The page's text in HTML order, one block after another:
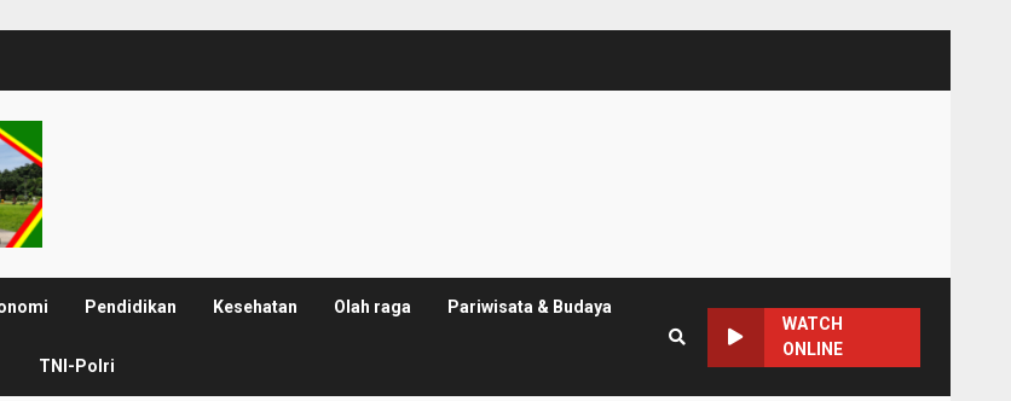
Pendidikan Kesehatan Olah raga Pariwisata & Budaya
TNI-Polri
WATCH
ONLINE